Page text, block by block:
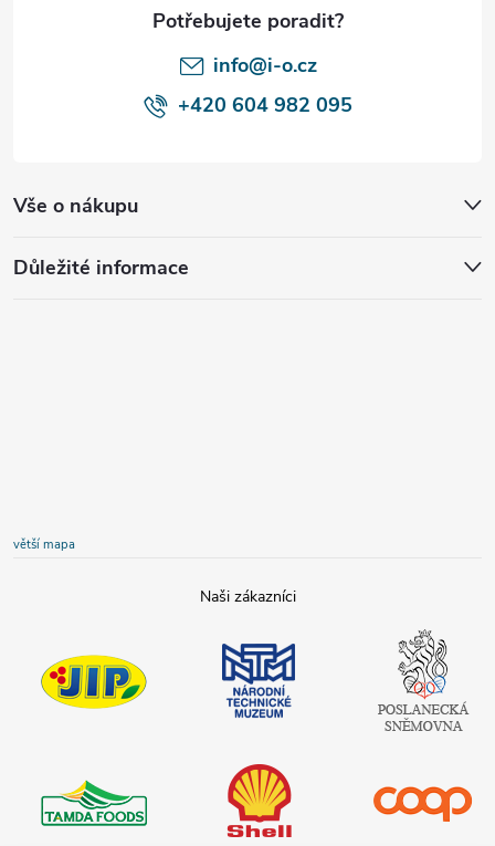
info@i-o.cz
+420 604 982 095
Vše o nákupu
Důležité informace
větší mapa
technické
muzeum
Poslanecká
sněmovna
České
republiky